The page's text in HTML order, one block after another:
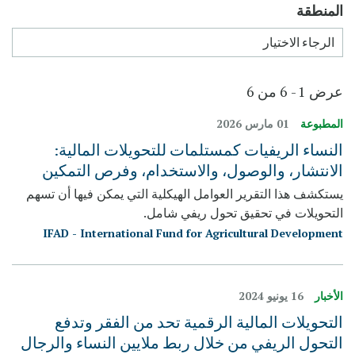
عرض 1 - 6 من 6
المطبوعة
النساء الريفيات كمستلمات للتحويلات المالية:
الانتشار، والوصول، والاستخدام، وفرص التمكين
يستكشف هذا التقرير العوامل الهيكلية التي يمكن فيها أن تسهم
التحويلات في تحقيق تحول ريفي شامل.
IFAD - International Fund for Agricultural Development
الأخبار 16 يونيو 2024
التحويلات المالية الرقمية تحد من الفقر وتدفع
التحول الريفي من خلال ربط ملايين النساء والرجال
المنطقة